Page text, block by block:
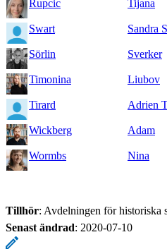
Rupcic Tijana
Swart Sandra
Sörlin Sverker
Timonina Liubov
Tirard Adrien
Wickberg Adam
Wormbs Nina
Tillhör: Avdelningen för historiska
Senast ändrad: 2020-07-10